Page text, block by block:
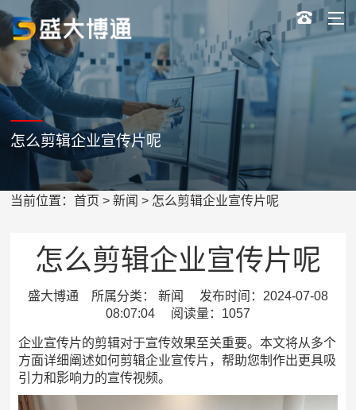
怎么剪辑企业宣传片呢
当前位置：首页 >新闻 > 怎么剪辑企业宣传片呢
怎么剪辑企业宣传片呢
盛大博通 所属分类： 新闻 发布时间：2024-07-08
08:07:04 阅读量：1057
企业宣传片的剪辑对于宣传效果至关重要。本文将从多个
方面详细阐述如何剪辑企业宣传片，帮助您制作出更具吸
引力和影响力的宣传视频。